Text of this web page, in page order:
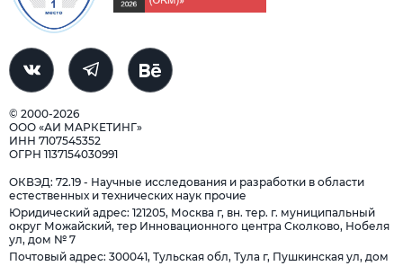
© 2000-2026
ООО «АИ МАРКЕТИНГ»
ИНН 7107545352
ОГРН 1137154030991
ОКВЭД: 72.19 - Научные исследования и разработки в области
естественных и технических наук прочие
Юридический адрес: 121205, Москва г, вн. тер. г. муниципальный
округ Можайский, тер Инновационного центра Сколково, Нобеля
ул, дом № 7
Почтовый адрес: 300041, Тульская обл, Тула г, Пушкинская ул, дом